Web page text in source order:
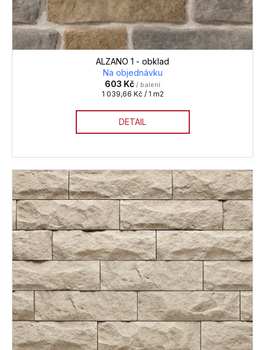
ALZANO 1 - obklad
Na objednávku
603 Kč / balení
Měrná
1 039,66 Kč / 1 m2
DETAIL